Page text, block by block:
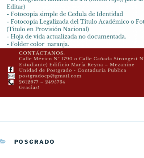
CATEGORÍAS
POSGRADO